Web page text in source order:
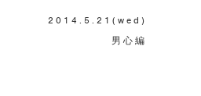
2014.5.21 (wed)
男心編